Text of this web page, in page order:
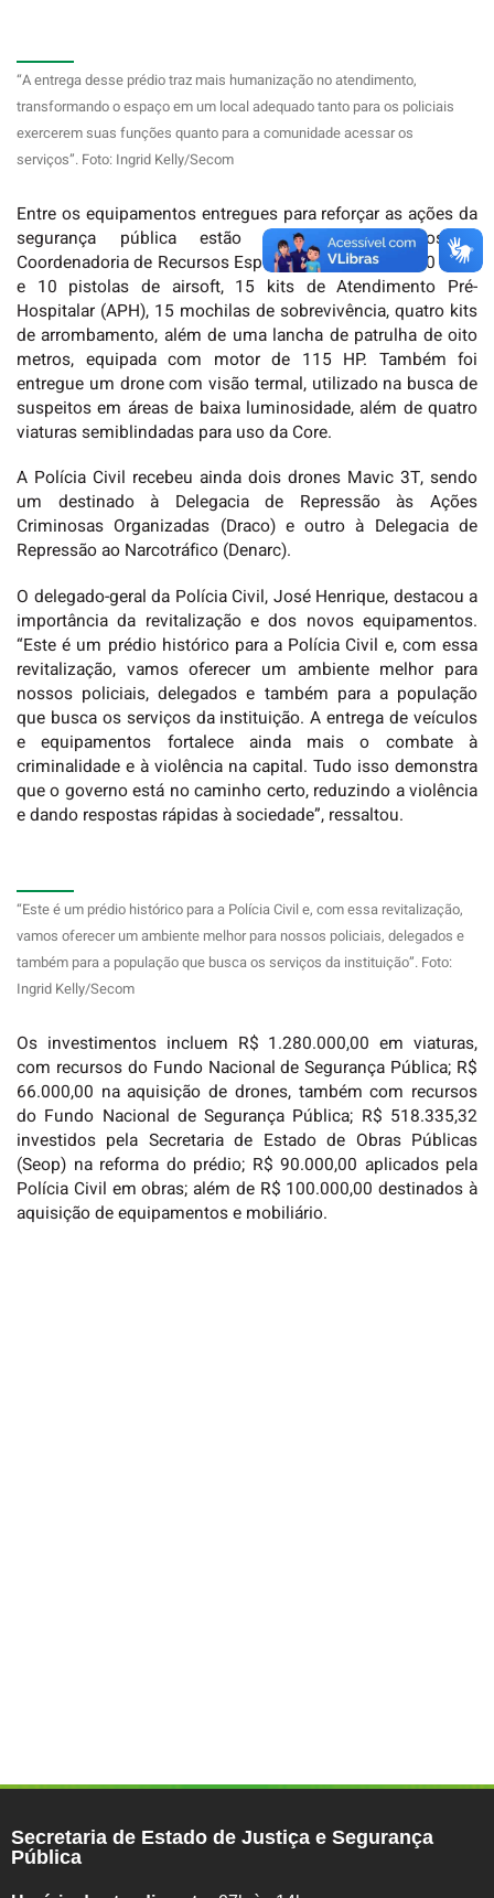
“A entrega desse prédio traz mais humanização no atendimento,
transformando o espaço em um local adequado tanto para os policiais
exercerem suas funções quanto para a comunidade acessar os
serviços”. Foto: Ingrid Kelly/Secom
Entre os equipamentos entregues para reforçar as ações da
segurança pública estão materiais destinados à
Coordenadoria de Recursos Especiais (Core), como 10 fuzis
e 10 pistolas de airsoft, 15 kits de Atendimento Pré-
Hospitalar (APH), 15 mochilas de sobrevivência, quatro kits
de arrombamento, além de uma lancha de patrulha de oito
metros, equipada com motor de 115 HP. Também foi
entregue um drone com visão termal, utilizado na busca de
suspeitos em áreas de baixa luminosidade, além de quatro
viaturas semiblindadas para uso da Core.
A Polícia Civil recebeu ainda dois drones Mavic 3T, sendo
um destinado à Delegacia de Repressão às Ações
Criminosas Organizadas (Draco) e outro à Delegacia de
Repressão ao Narcotráfico (Denarc).
O delegado-geral da Polícia Civil, José Henrique, destacou a
importância da revitalização e dos novos equipamentos.
“Este é um prédio histórico para a Polícia Civil e, com essa
revitalização, vamos oferecer um ambiente melhor para
nossos policiais, delegados e também para a população
que busca os serviços da instituição. A entrega de veículos
e equipamentos fortalece ainda mais o combate à
criminalidade e à violência na capital. Tudo isso demonstra
que o governo está no caminho certo, reduzindo a violência
e dando respostas rápidas à sociedade”, ressaltou.
“Este é um prédio histórico para a Polícia Civil e, com essa revitalização,
vamos oferecer um ambiente melhor para nossos policiais, delegados e
também para a população que busca os serviços da instituição”. Foto:
Ingrid Kelly/Secom
Os investimentos incluem R$ 1.280.000,00 em viaturas,
com recursos do Fundo Nacional de Segurança Pública; R$
66.000,00 na aquisição de drones, também com recursos
do Fundo Nacional de Segurança Pública; R$ 518.335,32
investidos pela Secretaria de Estado de Obras Públicas
(Seop) na reforma do prédio; R$ 90.000,00 aplicados pela
Polícia Civil em obras; além de R$ 100.000,00 destinados à
aquisição de equipamentos e mobiliário.
Secretaria de Estado de Justiça e Segurança
Pública